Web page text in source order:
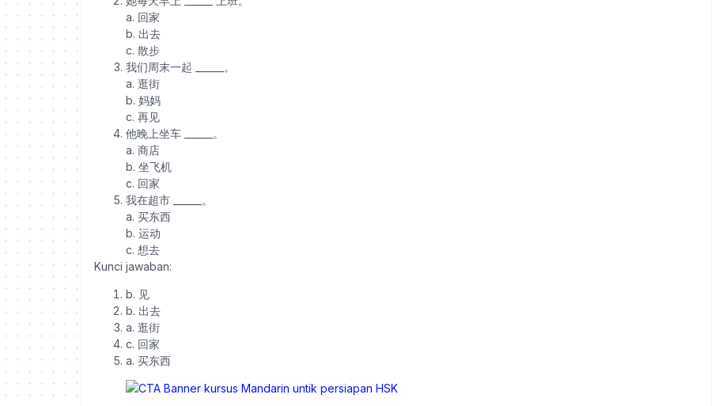
a. 回家
b. 出去
c. 散步
我们周末一起 ______。
a. 逛街
b. 妈妈
c. 再见
他晚上坐车 ______。
a. 商店
b. 坐飞机
c. 回家
我在超市 ______。
a. 买东西
b. 运动
c. 想去
Kunci jawaban:
b. 见
b. 出去
a. 逛街
c. 回家
a. 买东西